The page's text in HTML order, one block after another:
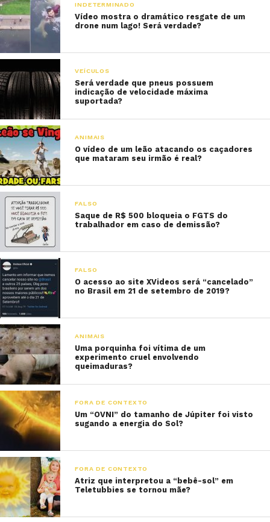
INDETERMINADO
Vídeo mostra o dramático resgate de um
drone num lago! Será verdade?
VEÍCULOS
Será verdade que pneus possuem
indicação de velocidade máxima
suportada?
ANIMAIS
O vídeo de um leão atacando os caçadores
que mataram seu irmão é real?
FALSO
Saque de R$ 500 bloqueia o FGTS do
trabalhador em caso de demissão?
FALSO
O acesso ao site XVideos será “cancelado”
no Brasil em 21 de setembro de 2019?
ANIMAIS
Uma porquinha foi vítima de um
experimento cruel envolvendo
queimaduras?
FORA DE CONTEXTO
Um “OVNI” do tamanho de Júpiter foi visto
sugando a energia do Sol?
FORA DE CONTEXTO
Atriz que interpretou a “bebê-sol” em
Teletubbies se tornou mãe?